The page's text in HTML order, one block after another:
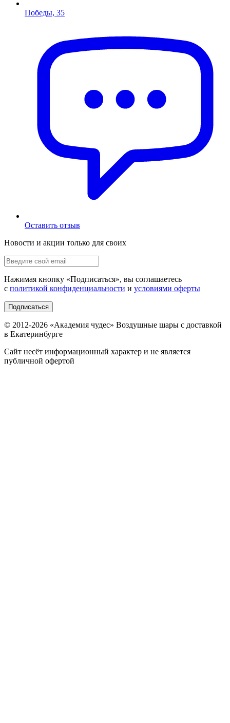
Победы, 35
Оставить отзыв
Новости и акции только для своих
Нажимая кнопку «Подписаться», вы соглашаетесь
с политикой конфиденциальности и условиями оферты
Подписаться
© 2012-2026 «Академия чудес» Воздушные шары с доставкой
в Екатеринбурге
Сайт несёт информационный характер и не является
публичной офертой